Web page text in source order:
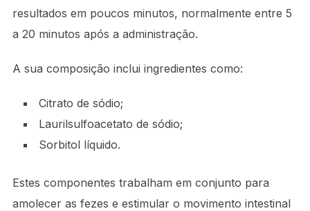
resultados em poucos minutos, normalmente entre 5
a 20 minutos após a administração.
A sua composição inclui ingredientes como:
Citrato de sódio;
Laurilsulfoacetato de sódio;
Sorbitol líquido.
Estes componentes trabalham em conjunto para
amolecer as fezes e estimular o movimento intestinal